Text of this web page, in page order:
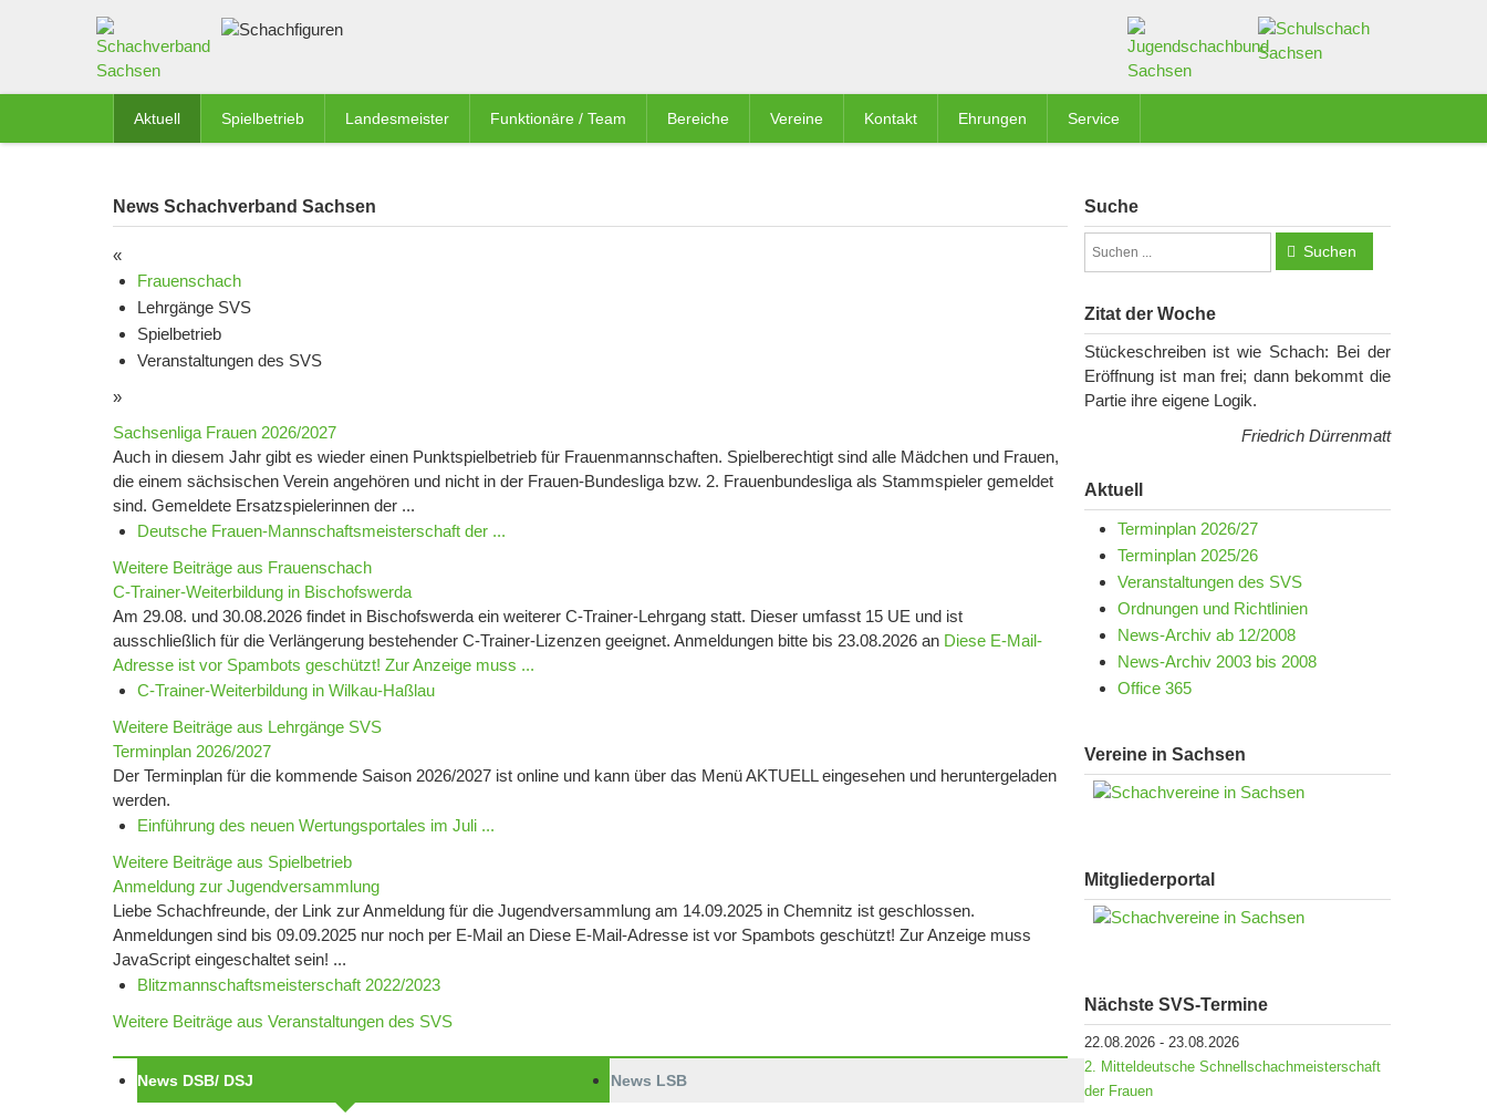
Aktuell Spielbetrieb Landesmeister Funktionäre / Team Bereiche Vereine Kontakt Ehrungen Service
News Schachverband Sachsen
«
Frauenschach
Lehrgänge SVS
Spielbetrieb
Veranstaltungen des SVS
»
Sachsenliga Frauen 2026/2027
Auch in diesem Jahr gibt es wieder einen Punktspielbetrieb für Frauenmannschaften. Spielberechtigt sind alle Mädchen und Frauen,
die einem sächsischen Verein angehören und nicht in der Frauen-Bundesliga bzw. 2. Frauenbundesliga als Stammspieler gemeldet
sind. Gemeldete Ersatzspielerinnen der ...
Deutsche Frauen-Mannschaftsmeisterschaft der ...
Weitere Beiträge aus Frauenschach
C-Trainer-Weiterbildung in Bischofswerda
Am 29.08. und 30.08.2026 findet in Bischofswerda ein weiterer C-Trainer-Lehrgang statt. Dieser umfasst 15 UE und ist
ausschließlich für die Verlängerung bestehender C-Trainer-Lizenzen geeignet. Anmeldungen bitte bis 23.08.2026 an Diese E-Mail-
Adresse ist vor Spambots geschützt! Zur Anzeige muss ...
C-Trainer-Weiterbildung in Wilkau-Haßlau
Weitere Beiträge aus Lehrgänge SVS
Terminplan 2026/2027
Der Terminplan für die kommende Saison 2026/2027 ist online und kann über das Menü AKTUELL eingesehen und heruntergeladen
werden.
Einführung des neuen Wertungsportales im Juli ...
Weitere Beiträge aus Spielbetrieb
Anmeldung zur Jugendversammlung
Liebe Schachfreunde, der Link zur Anmeldung für die Jugendversammlung am 14.09.2025 in Chemnitz ist geschlossen.
Anmeldungen sind bis 09.09.2025 nur noch per E-Mail an Diese E-Mail-Adresse ist vor Spambots geschützt! Zur Anzeige muss
JavaScript eingeschaltet sein! ...
Blitzmannschaftsmeisterschaft 2022/2023
Weitere Beiträge aus Veranstaltungen des SVS
News DSB/ DSJ News LSB
Suche
Suchen
Zitat der Woche
Stückeschreiben ist wie Schach: Bei der
Eröffnung ist man frei; dann bekommt die
Partie ihre eigene Logik.
Friedrich Dürrenmatt
Aktuell
Terminplan 2026/27
Terminplan 2025/26
Veranstaltungen des SVS
Ordnungen und Richtlinien
News-Archiv ab 12/2008
News-Archiv 2003 bis 2008
Office 365
Vereine in Sachsen
Mitgliederportal
Nächste SVS-Termine
22.08.2026- 23.08.2026
2. Mitteldeutsche Schnellschachmeisterschaft
der Frauen